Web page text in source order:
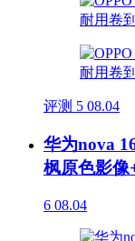
评测 5 08.04
华为nova
枫原色影像
6 08.04